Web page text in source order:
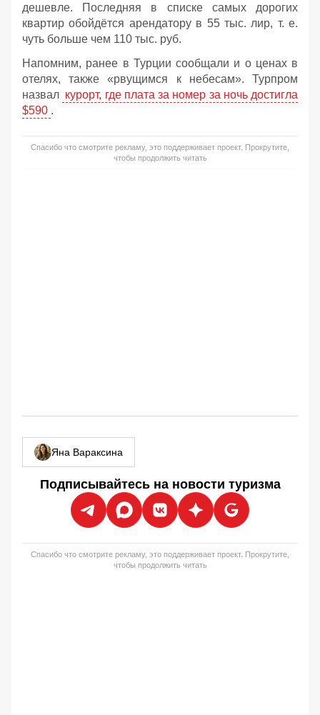
дешевле. Последняя в списке самых дорогих
квартир обойдётся арендатору в 55 тыс. лир, т. е.
чуть больше чем 110 тыс. руб.
Напомним, ранее в Турции сообщали и о ценах в
отелях, также «рвущимся к небесам». Турпром
назвал курорт, где плата за номер за ночь достигла
$590 .
Спасибо что смотрите рекламу, это поддерживает проект. Прокрутите,
чтобы продолжить читать
Яна Вараксина
Подписывайтесь на новости туризма
Спасибо что смотрите рекламу, это поддерживает проект. Прокрутите,
чтобы продолжить читать